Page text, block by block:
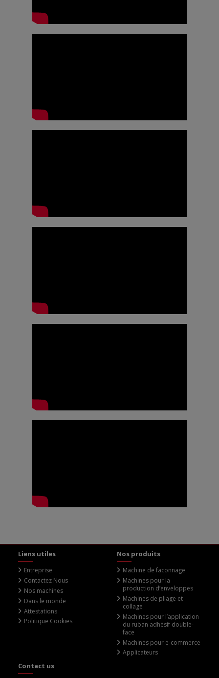
Liens utiles
Entreprise
Contactez Nous
Nos machines
Dans le monde
Attestations
Politique Cookies
Nos produits
Machine de faconnage
Machines pour la
production d’enveloppes
Machines de pliage et
collage
Machines pour l’application
du ruban adhèsif double-
face
Machines pour e-commerce
Applicateurs
Contact us